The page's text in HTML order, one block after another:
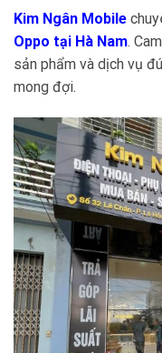
Kim Ngân Mobile
Oppo tại Hà Nam.
sản phẩm và dịch vụ
mong đợi.